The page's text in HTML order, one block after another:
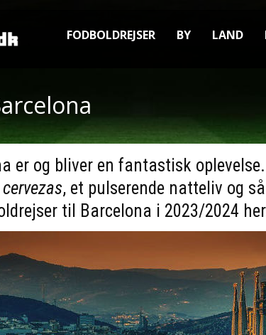
FODBOLDREJSER BY LAND
er og bliver en fantastisk
cervezas, et pulserende natteliv og
til Barcelona i 2023/2024